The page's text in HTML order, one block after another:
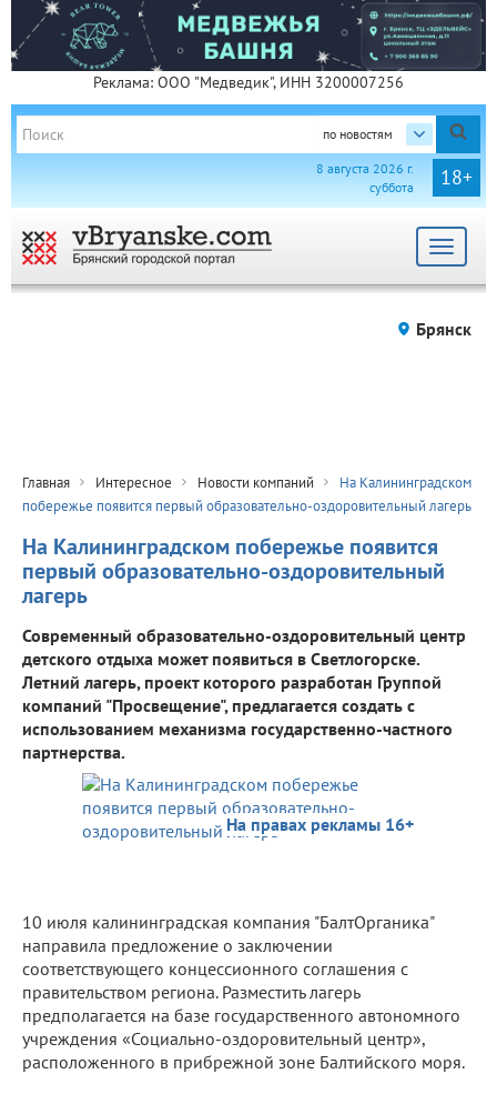
Реклама: ООО "Медведик", ИНН 3200007256
по новостям
18+
8 августа 2026 г.
суббота
Toggle
Брянск
Главная Интересное Новости компаний
На Калининградском
побережье появится первый образовательно-оздоровительный лагерь
На Калининградском побережье появится
первый образовательно-оздоровительный
лагерь
Современный образовательно-оздоровительный центр
детского отдыха может появиться в Светлогорске.
Летний лагерь, проект которого разработан Группой
компаний "Просвещение", предлагается создать с
использованием механизма государственно-частного
партнерства.
На правах рекламы 16+
10 июля калининградская компания "БалтОрганика"
направила предложение о заключении
соответствующего концессионного соглашения с
правительством региона. Разместить лагерь
предполагается на базе государственного автономного
учреждения «Социально-оздоровительный центр»,
расположенного в прибрежной зоне Балтийского моря.